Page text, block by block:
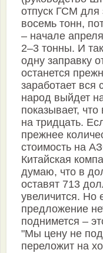
отпуск ГСМ для
восемь тонн,
– начале
2–3 тонны. И
одну заправку
останется
заработает вся
народ выйдет
показывает,
на тридцать.
прежнее
стоимость на
Китайская
думаю, что в
оставят 713
увеличится. Но
предложение
поднимется –
"Мы цену не
переложит на